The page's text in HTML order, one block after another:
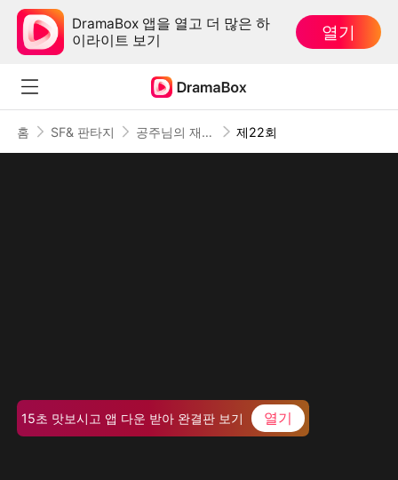
DramaBox 앱을 열고 더 많은 하
이라이트 보기
열기
홈 SF& 판타지 공주님의 재력 치트가 도착했습니다(더빙) 제22회
15초 맛보시고 앱 다운 받아 완결판 보기 열기